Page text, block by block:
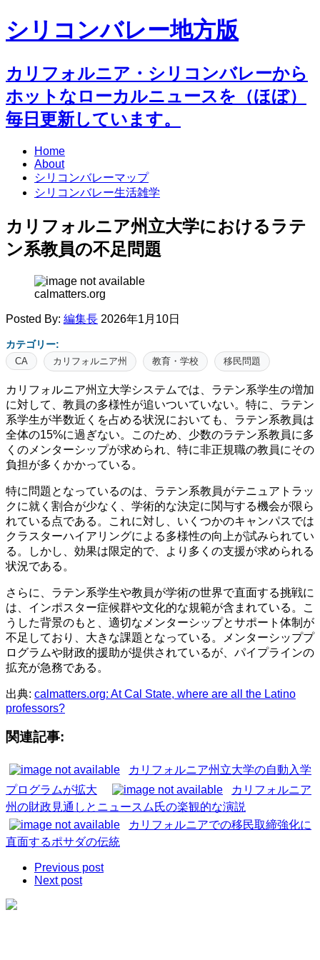
シリコンバレー地方版
カリフォルニア・シリコンバレーから
ホットなローカルニュースを（ほぼ）
毎日更新しています。
Home
About
シリコンバレーマップ
シリコンバレー生活雑学
カリフォルニア州立大学におけるラテ
ン系教員の不足問題
calmatters.org
Posted By: 編集長 2026年1月10日
カテゴリー:
CA カリフォルニア州 教育・学校 移民問題
カリフォルニア州立大学システムでは、ラテン系学生の増加
に対して、教員の多様性が追いついていない。特に、ラテン
系学生が半数近くを占める状況においても、ラテン系教員は
全体の15%に過ぎない。このため、少数のラテン系教員に多
くのメンターシップが求められ、特に非正規職の教員にその
負担が多くかかっている。
特に問題となっているのは、ラテン系教員がテニュアトラッ
クに就く割合が少なく、学術的な決定に関与する機会が限ら
れている点である。これに対し、いくつかのキャンパスでは
クラスターハイアリングによる多様性の向上が試みられてい
る。しかし、効果は限定的で、より多くの支援が求められる
状況である。
さらに、ラテン系学生や教員が学術の世界で直面する挑戦に
は、インポスター症候群や文化的な規範が含まれている。こ
うした背景のもと、適切なメンターシップとサポート体制が
不足しており、大きな課題となっている。メンターシッププ
ログラムや財政的援助が提供されているが、パイプラインの
拡充が急務である。
出典: calmatters.org: At Cal State, where are all the Latino
professors?
関連記事:
カリフォルニア州立大学の自動入学
プログラムが拡大
カリフォルニア
州の財政見通しとニュースム氏の楽観的な演説
カリフォルニアでの移民取締強化に
直面するポサダの伝統
Previous post
Next post